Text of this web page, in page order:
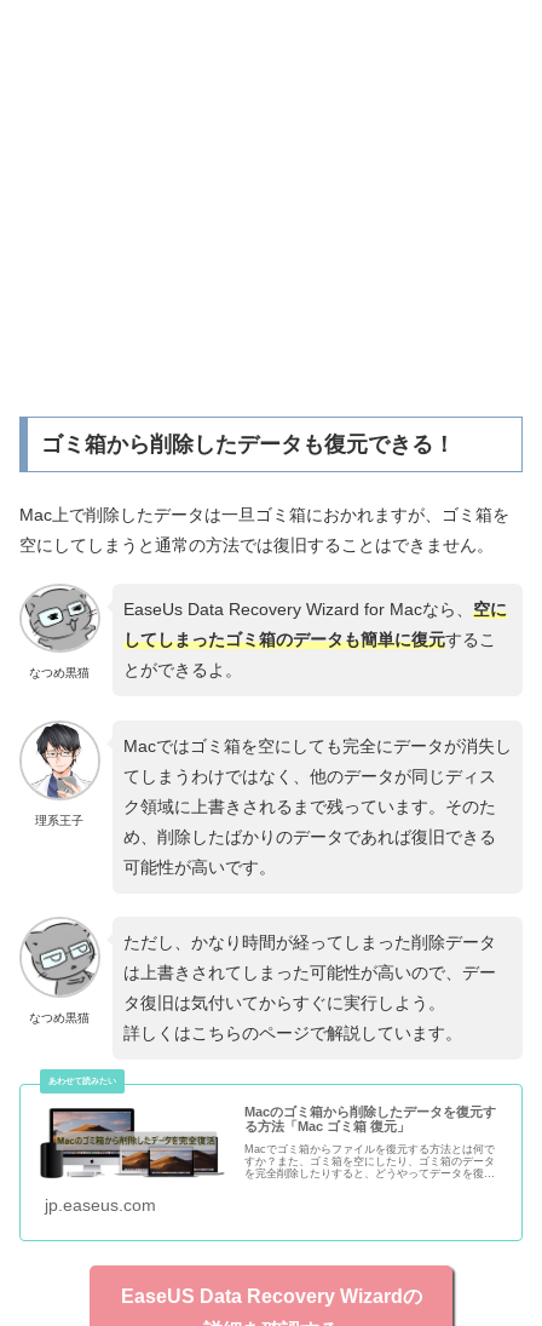
ゴミ箱から削除したデータも復元できる！
Mac上で削除したデータは一旦ゴミ箱におかれますが、ゴミ箱を
空にしてしまうと通常の方法では復旧することはできません。
なつめ黒猫
EaseUs Data Recovery Wizard for Macなら、 空に
してしまったゴミ箱のデータも簡単に復元するこ
とができるよ。
理系王子
Macではゴミ箱を空にしても完全にデータが消失し
てしまうわけではなく、他のデータが同じディス
ク領域に上書きされるまで残っています。そのた
め、削除したばかりのデータであれば復旧できる
可能性が高いです。
なつめ黒猫
ただし、かなり時間が経ってしまった削除データ
は上書きされてしまった可能性が高いので、デー
タ復旧は気付いてからすぐに実行しよう。
詳しくはこちらのページで解説しています。
Macのゴミ箱から削除したデータを復元す
る方法「Mac ゴミ箱 復元」
Macでゴミ箱からファイルを復元する方法とは何で
すか？また、ゴミ箱を空にしたり、ゴミ箱のデータ
を完全削除したりすると、どうやってデータを復元
jp.easeus.com
EaseUS Data Recovery Wizardの